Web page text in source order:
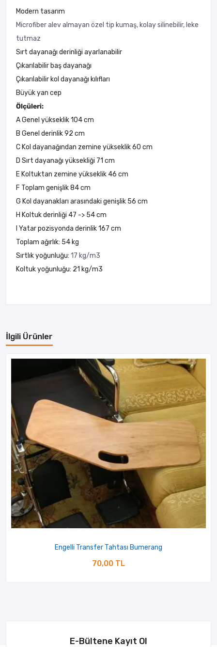
Modern tasarım
Microfiber alev almayan özel tip kumaş, kolay silinebilir, leke
tutmaz
Sırt dayanağı derinliği ayarlanabilir
Çıkarılabilir baş dayanağı
Çıkarılabilir kol dayanağı kılıfları
Büyük yan cep
Ölçüleri:
A Genel yükseklik 104 cm
B Genel derinlik 92 cm
C Kol dayanağından zemine yükseklik 60 cm
D Sırt dayanağı yüksekliği 71 cm
E Koltuktan zemine yükseklik 46 cm
F Toplam genişlik 84 cm
G Kol dayanakları arasındaki genişlik 56 cm
H Koltuk derinliği 47 -> 54 cm
I Yatar pozisyonda derinlik 167 cm
Toplam ağırlık: 54 kg
Sırtlık yoğunluğu: 17 kg/m3
Koltuk yoğunluğu: 21 kg/m3
İlgili Ürünler
Engelli Transfer Tahtası Bumerang
70,00 TL
E-Bültene Kayıt Ol